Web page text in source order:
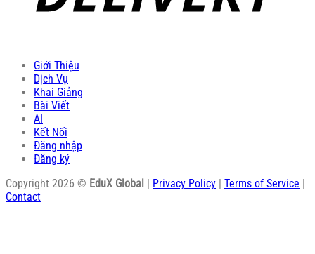
Giới Thiệu
Dịch Vụ
Khai Giảng
Bài Viết
AI
Kết Nối
Đăng nhập
Đăng ký
Copyright 2026 © EduX Global | Privacy Policy | Terms of Service |
Contact